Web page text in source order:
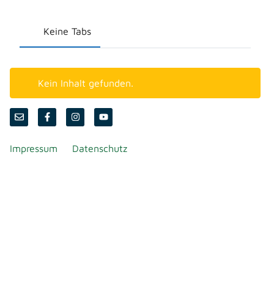
Keine Tabs
Kein Inhalt gefunden.
Impressum Datenschutz